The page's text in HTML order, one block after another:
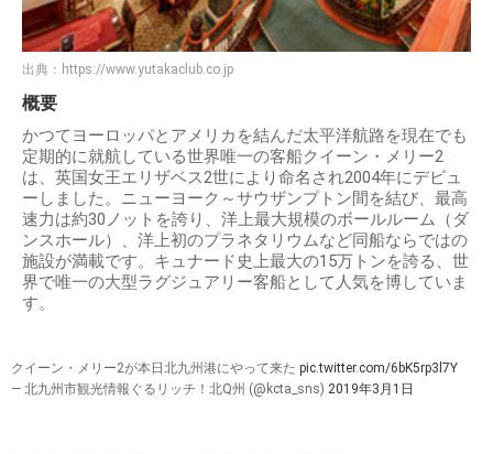
出典： https://www.yutakaclub.co.jp
概要
かつてヨーロッパとアメリカを結んだ太平洋航路を現在でも
定期的に就航している世界唯一の客船クイーン・メリー2
は、英国女王エリザベス2世により命名され2004年にデビュ
ーしました。ニューヨーク～サウザンプトン間を結び、最高
速力は約30ノットを誇り、洋上最大規模のボールルーム（ダ
ンスホール）、洋上初のプラネタリウムなど同船ならではの
施設が満載です。キュナード史上最大の15万トンを誇る、世
界で唯一の大型ラグジュアリー客船として人気を博していま
す。
クイーン・メリー2が本日北九州港にやって来た pic.twitter.com/6bK5rp3l7Y
— 北九州市観光情報ぐるリッチ！北Q州 (@kcta_sns) 2019年3月1日